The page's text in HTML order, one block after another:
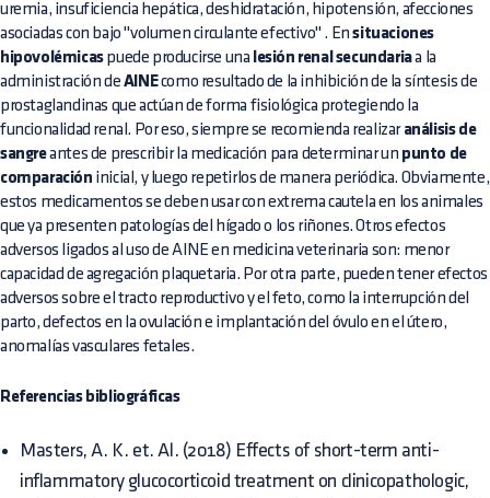
uremia, insuficiencia hepática, deshidratación, hipotensión, afecciones
asociadas con bajo "volumen circulante efectivo" . Ensituaciones
hipovolémicaspuede producirse una lesión renal secundariaa la
administración de AINEcomo resultado de la inhibición de la síntesis de
prostaglandinas que actúan de forma fisiológica protegiendo la
funcionalidad renal. Por eso, siempre se recomienda realizar análisis de
sangreantes de prescribir la medicación para determinar un punto de
comparación inicial, y luego repetirlos de manera periódica. Obviamente,
estos medicamentos se deben usar con extrema cautela en los animales
que ya presenten patologías del hígado o los riñones. Otros efectos
adversos ligados al uso de AINE en medicina veterinaria son: menor
capacidad de agregación plaquetaria. Por otra parte, pueden tener efectos
adversos sobre el tracto reproductivo y el feto, como la interrupción del
parto, defectos en la ovulación e implantación del óvulo en el útero,
anomalías vasculares fetales.
Referencias bibliográficas
Masters, A. K. et. Al. (2018) Effects of short-term anti-
inflammatory glucocorticoid treatment on clinicopathologic,